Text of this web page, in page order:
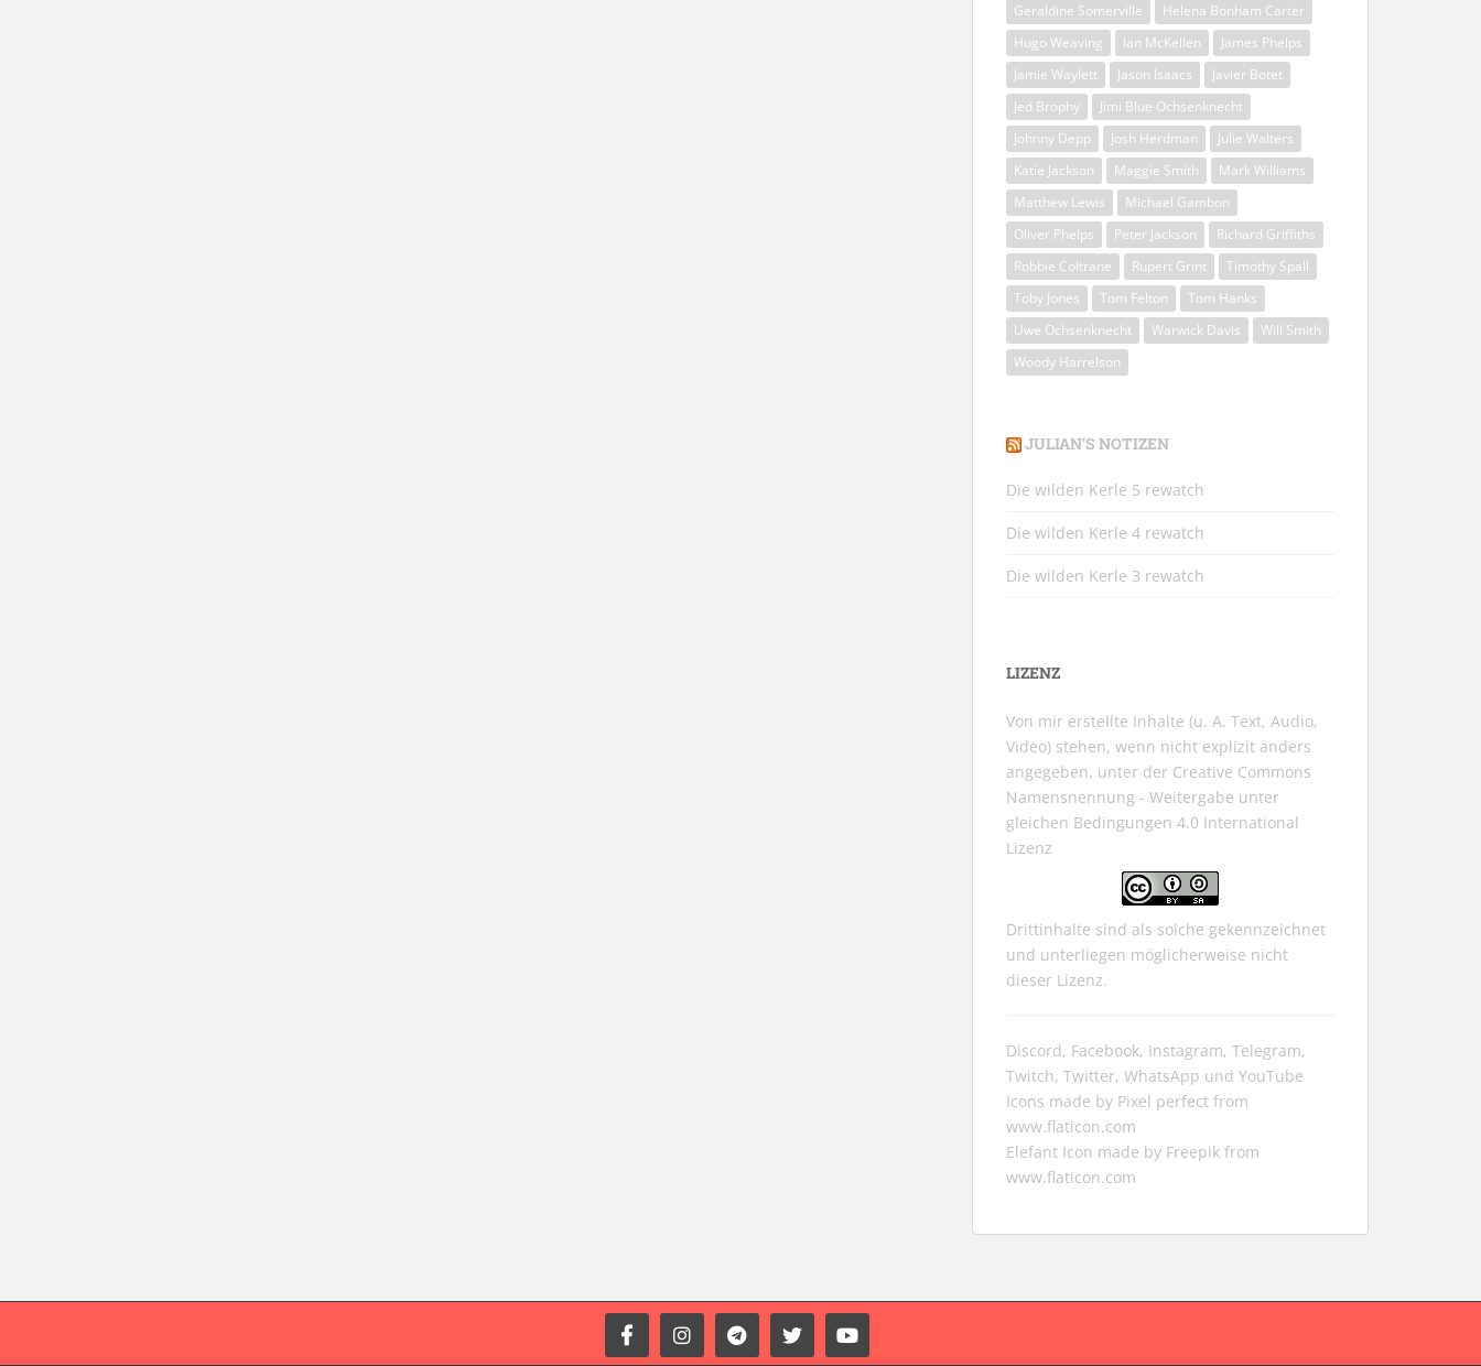
Geraldine Somerville
Helena Bonham Carter
Hugo Weaving
Ian McKellen
James Phelps
Jamie Waylett
Jason Isaacs
Javier Botet
Jed Brophy
Jimi Blue Ochsenknecht
Johnny Depp
Josh Herdman
Julie Walters
Katie Jackson
Maggie Smith
Mark Williams
Matthew Lewis
Michael Gambon
Oliver Phelps
Peter Jackson
Richard Griffiths
Robbie Coltrane
Rupert Grint
Timothy Spall
Toby Jones
Tom Felton
Tom Hanks
Uwe Ochsenknecht
Warwick Davis
Will Smith
Woody Harrelson
JULIAN’S NOTIZEN
Die wilden Kerle 5 rewatch
Die wilden Kerle 4 rewatch
Die wilden Kerle 3 rewatch
LIZENZ
Von mir erstellte Inhalte (u. A. Text, Audio,
Video) stehen, wenn nicht explizit anders
angegeben, unter der Creative Commons
Namensnennung - Weitergabe unter
gleichen Bedingungen 4.0 International
Lizenz
Drittinhalte sind als solche gekennzeichnet
und unterliegen möglicherweise nicht
dieser Lizenz.
Discord, Facebook, Instagram, Telegram,
Twitch, Twitter, WhatsApp und YouTube
Icons made by Pixel perfect from
www.flaticon.com
Elefant Icon made by Freepik from
www.flaticon.com